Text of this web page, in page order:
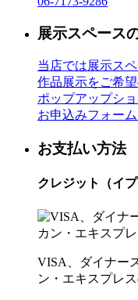
展示スペース
当店では展示ス
作品展示をご希
ポップアップシ
お申込みフォー
お支払い方法
クレジット（イプ
VISA、ダイナー
ン・エキスプレ